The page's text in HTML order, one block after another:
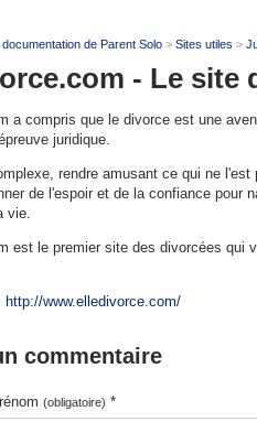
documentation de Parent Solo > Sites utiles >
- Le site
a compris que le divorce est une
juridique.
rendre amusant ce qui ne l'est
de l'espoir et de la confiance pour
vie.
est le premier site des divorcées qui
http://www.elledivorce.com/
commentaire
(obligatoire) *